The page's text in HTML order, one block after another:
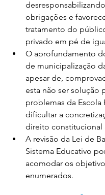
obrigações e
tratamento do
privado em pé de
O aprofundamento
de municipalização
apesar de,
esta não ser solução
problemas da Escola
dificultar a
direito constitucional
A revisão da Lei de
Sistema Educativo
acomodar os
enumerados.